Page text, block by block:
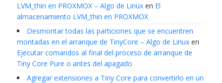
LVM_thin en PROXMOX – Algo de Linuxen El
almacenamiento LVM_thin en PROXMOX
Desmontar todas las particiones que se encuentren
montadas en el arranque de TinyCore – Algo de Linuxen
Ejecutar comandos al final del proceso de arranque de
Tiny Core Pure o antes del apagado
Agregar extensiones a Tiny Core para convertirlo en un